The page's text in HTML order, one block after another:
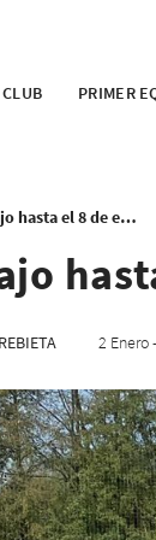
CLUB PRIMER
Plan de trabajo hasta el 8 de enero
2 Enero